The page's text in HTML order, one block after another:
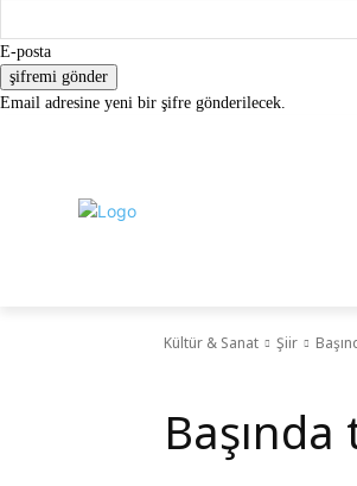
E-posta
Email adresine yeni bir şifre gönderilecek.
Kültür & Sanat Şiir